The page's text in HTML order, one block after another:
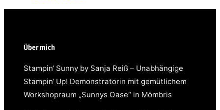
Über mich
Stampin‘ Sunny by Sanja Reiß – Unabhängige
Stampin‘ Up! Demonstratorin mit gemütlichem
Workshopraum „Sunnys Oase“ in Mömbris